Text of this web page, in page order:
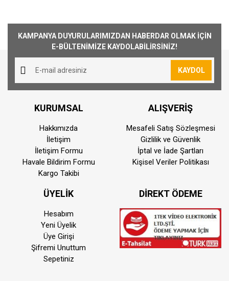
KAMPANYA DUYURULARIMIZDAN HABERDAR OLMAK İÇİN
E-BÜLTENİMİZE KAYDOLABİLİRSİNİZ!
KAYDOL
KURUMSAL
Hakkımızda
İletişim
İletişim Formu
Havale Bildirim Formu
Kargo Takibi
ALIŞVERİŞ
Mesafeli Satış Sözleşmesi
Gizlilik ve Güvenlik
İptal ve İade Şartları
Kişisel Veriler Politikası
ÜYELİK
Hesabım
Yeni Üyelik
Üye Girişi
Şifremi Unuttum
Sepetiniz
DİREKT ÖDEME